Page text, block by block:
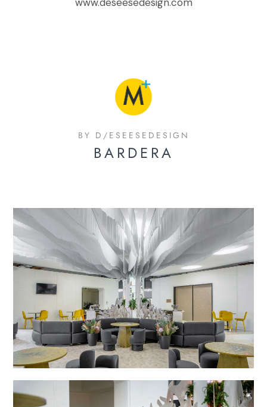
BY D/ESEESEDESIGN
BARDERA